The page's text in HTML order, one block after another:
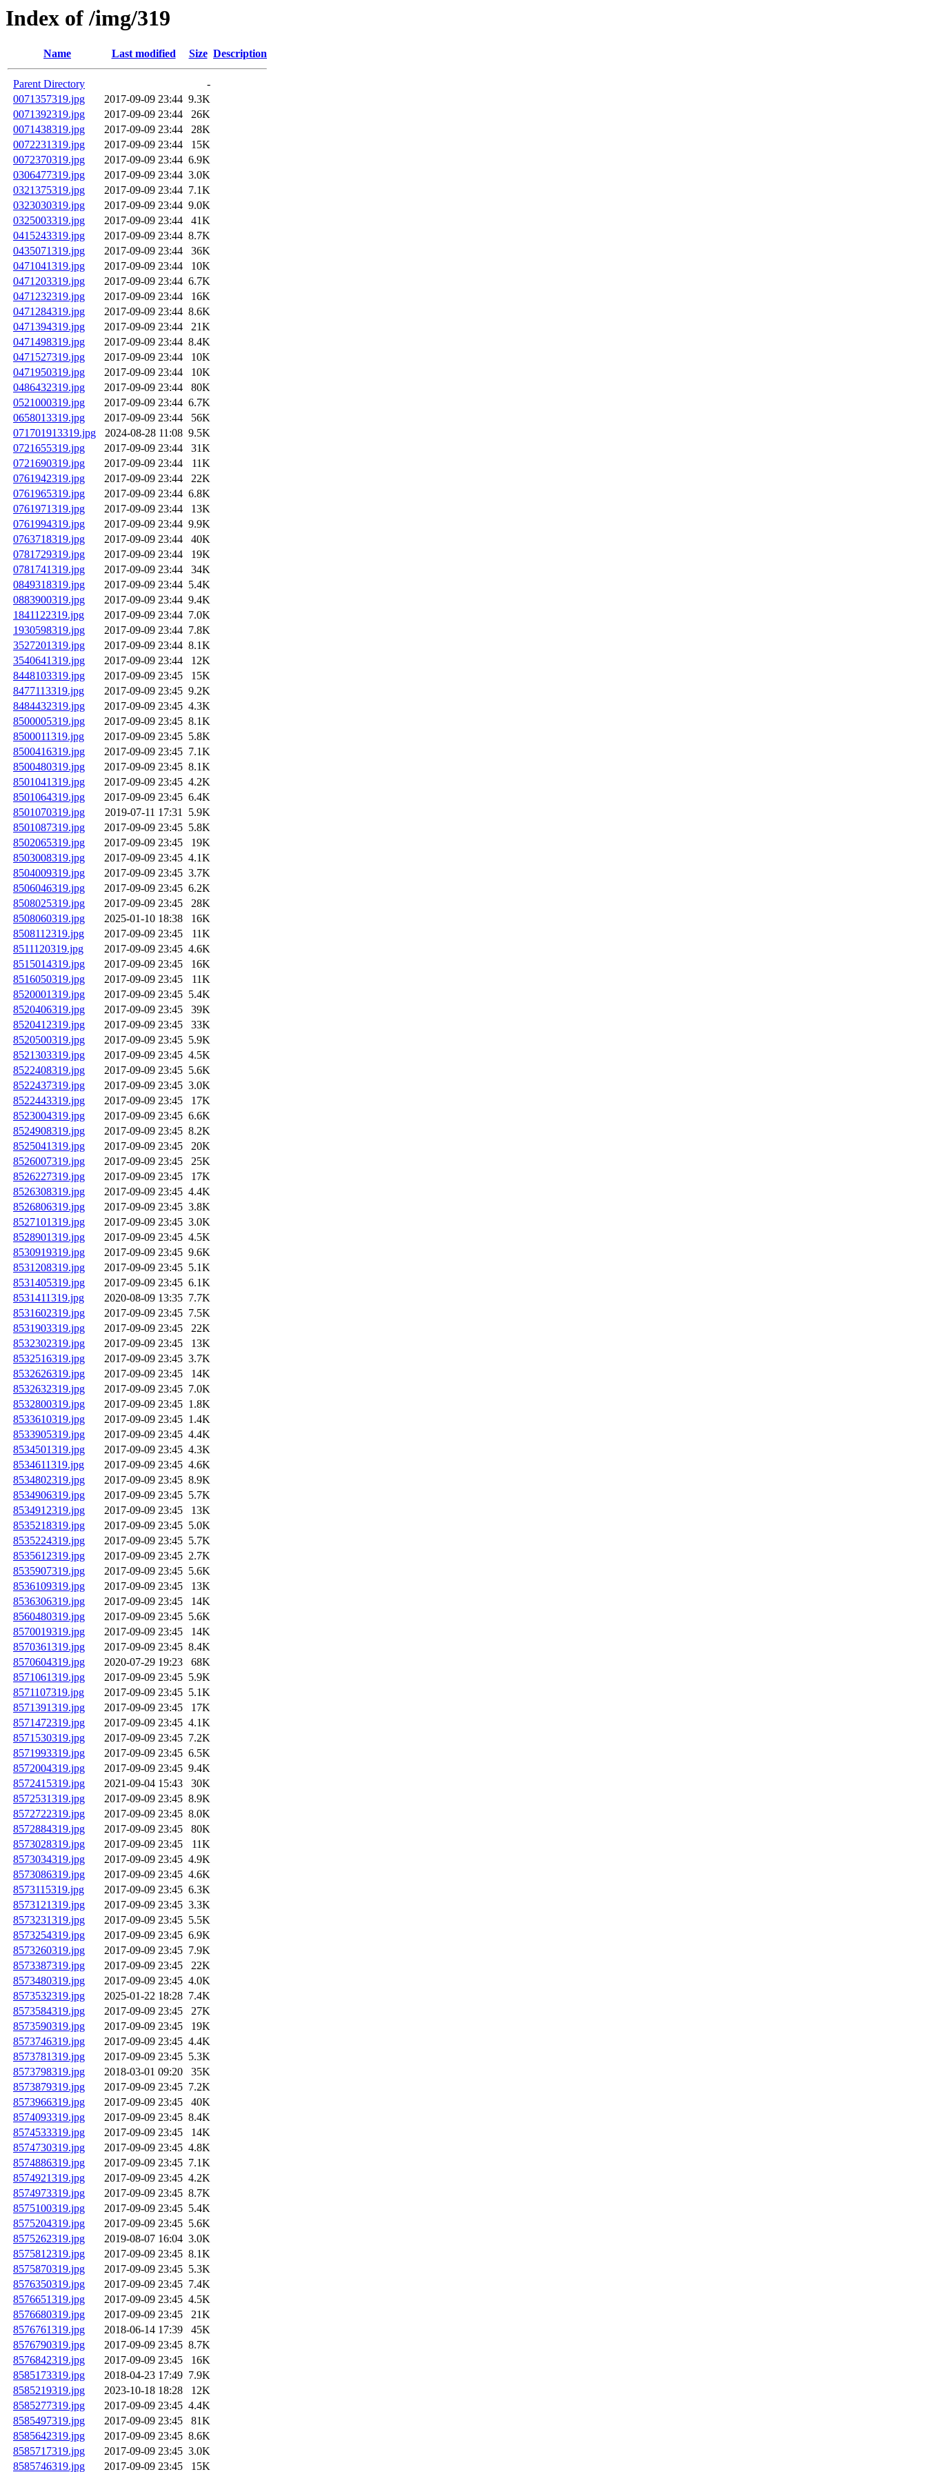
Index of /img/319
Name Last modified Size Description
Parent Directory
-
0071357319.jpg
2017-09-09 23:44 9.3K
0071392319.jpg
2017-09-09 23:44
26K
0071438319.jpg
2017-09-09 23:44
28K
0072231319.jpg
2017-09-09 23:44
15K
0072370319.jpg
2017-09-09 23:44 6.9K
0306477319.jpg
2017-09-09 23:44 3.0K
0321375319.jpg
2017-09-09 23:44 7.1K
0323030319.jpg
2017-09-09 23:44 9.0K
0325003319.jpg
2017-09-09 23:44
41K
0415243319.jpg
2017-09-09 23:44 8.7K
0435071319.jpg
2017-09-09 23:44
36K
0471041319.jpg
2017-09-09 23:44
10K
0471203319.jpg
2017-09-09 23:44 6.7K
0471232319.jpg
2017-09-09 23:44
16K
0471284319.jpg
2017-09-09 23:44 8.6K
0471394319.jpg
2017-09-09 23:44
21K
0471498319.jpg
2017-09-09 23:44 8.4K
0471527319.jpg
2017-09-09 23:44
10K
0471950319.jpg
2017-09-09 23:44
10K
0486432319.jpg
2017-09-09 23:44
80K
0521000319.jpg
2017-09-09 23:44 6.7K
0658013319.jpg
2017-09-09 23:44
56K
071701913319.jpg
2024-08-28 11:08 9.5K
0721655319.jpg
2017-09-09 23:44
31K
0721690319.jpg
2017-09-09 23:44
11K
0761942319.jpg
2017-09-09 23:44
22K
0761965319.jpg
2017-09-09 23:44 6.8K
0761971319.jpg
2017-09-09 23:44
13K
0761994319.jpg
2017-09-09 23:44 9.9K
0763718319.jpg
2017-09-09 23:44
40K
0781729319.jpg
2017-09-09 23:44
19K
0781741319.jpg
2017-09-09 23:44
34K
0849318319.jpg
2017-09-09 23:44 5.4K
0883900319.jpg
2017-09-09 23:44 9.4K
1841122319.jpg
2017-09-09 23:44 7.0K
1930598319.jpg
2017-09-09 23:44 7.8K
3527201319.jpg
2017-09-09 23:44 8.1K
3540641319.jpg
2017-09-09 23:44
12K
8448103319.jpg
2017-09-09 23:45
15K
8477113319.jpg
2017-09-09 23:45 9.2K
8484432319.jpg
2017-09-09 23:45 4.3K
8500005319.jpg
2017-09-09 23:45 8.1K
8500011319.jpg
2017-09-09 23:45 5.8K
8500416319.jpg
2017-09-09 23:45 7.1K
8500480319.jpg
2017-09-09 23:45 8.1K
8501041319.jpg
2017-09-09 23:45 4.2K
8501064319.jpg
2017-09-09 23:45 6.4K
8501070319.jpg
2019-07-11 17:31 5.9K
8501087319.jpg
2017-09-09 23:45 5.8K
8502065319.jpg
2017-09-09 23:45
19K
8503008319.jpg
2017-09-09 23:45 4.1K
8504009319.jpg
2017-09-09 23:45 3.7K
8506046319.jpg
2017-09-09 23:45 6.2K
8508025319.jpg
2017-09-09 23:45
28K
8508060319.jpg
2025-01-10 18:38
16K
8508112319.jpg
2017-09-09 23:45
11K
8511120319.jpg
2017-09-09 23:45 4.6K
8515014319.jpg
2017-09-09 23:45
16K
8516050319.jpg
2017-09-09 23:45
11K
8520001319.jpg
2017-09-09 23:45 5.4K
8520406319.jpg
2017-09-09 23:45
39K
8520412319.jpg
2017-09-09 23:45
33K
8520500319.jpg
2017-09-09 23:45 5.9K
8521303319.jpg
2017-09-09 23:45 4.5K
8522408319.jpg
2017-09-09 23:45 5.6K
8522437319.jpg
2017-09-09 23:45 3.0K
8522443319.jpg
2017-09-09 23:45
17K
8523004319.jpg
2017-09-09 23:45 6.6K
8524908319.jpg
2017-09-09 23:45 8.2K
8525041319.jpg
2017-09-09 23:45
20K
8526007319.jpg
2017-09-09 23:45
25K
8526227319.jpg
2017-09-09 23:45
17K
8526308319.jpg
2017-09-09 23:45 4.4K
8526806319.jpg
2017-09-09 23:45 3.8K
8527101319.jpg
2017-09-09 23:45 3.0K
8528901319.jpg
2017-09-09 23:45 4.5K
8530919319.jpg
2017-09-09 23:45 9.6K
8531208319.jpg
2017-09-09 23:45 5.1K
8531405319.jpg
2017-09-09 23:45 6.1K
8531411319.jpg
2020-08-09 13:35 7.7K
8531602319.jpg
2017-09-09 23:45 7.5K
8531903319.jpg
2017-09-09 23:45
22K
8532302319.jpg
2017-09-09 23:45
13K
8532516319.jpg
2017-09-09 23:45 3.7K
8532626319.jpg
2017-09-09 23:45
14K
8532632319.jpg
2017-09-09 23:45 7.0K
8532800319.jpg
2017-09-09 23:45 1.8K
8533610319.jpg
2017-09-09 23:45 1.4K
8533905319.jpg
2017-09-09 23:45 4.4K
8534501319.jpg
2017-09-09 23:45 4.3K
8534611319.jpg
2017-09-09 23:45 4.6K
8534802319.jpg
2017-09-09 23:45 8.9K
8534906319.jpg
2017-09-09 23:45 5.7K
8534912319.jpg
2017-09-09 23:45
13K
8535218319.jpg
2017-09-09 23:45 5.0K
8535224319.jpg
2017-09-09 23:45 5.7K
8535612319.jpg
2017-09-09 23:45 2.7K
8535907319.jpg
2017-09-09 23:45 5.6K
8536109319.jpg
2017-09-09 23:45
13K
8536306319.jpg
2017-09-09 23:45
14K
8560480319.jpg
2017-09-09 23:45 5.6K
8570019319.jpg
2017-09-09 23:45
14K
8570361319.jpg
2017-09-09 23:45 8.4K
8570604319.jpg
2020-07-29 19:23
68K
8571061319.jpg
2017-09-09 23:45 5.9K
8571107319.jpg
2017-09-09 23:45 5.1K
8571391319.jpg
2017-09-09 23:45
17K
8571472319.jpg
2017-09-09 23:45 4.1K
8571530319.jpg
2017-09-09 23:45 7.2K
8571993319.jpg
2017-09-09 23:45 6.5K
8572004319.jpg
2017-09-09 23:45 9.4K
8572415319.jpg
2021-09-04 15:43
30K
8572531319.jpg
2017-09-09 23:45 8.9K
8572722319.jpg
2017-09-09 23:45 8.0K
8572884319.jpg
2017-09-09 23:45
80K
8573028319.jpg
2017-09-09 23:45
11K
8573034319.jpg
2017-09-09 23:45 4.9K
8573086319.jpg
2017-09-09 23:45 4.6K
8573115319.jpg
2017-09-09 23:45 6.3K
8573121319.jpg
2017-09-09 23:45 3.3K
8573231319.jpg
2017-09-09 23:45 5.5K
8573254319.jpg
2017-09-09 23:45 6.9K
8573260319.jpg
2017-09-09 23:45 7.9K
8573387319.jpg
2017-09-09 23:45
22K
8573480319.jpg
2017-09-09 23:45 4.0K
8573532319.jpg
2025-01-22 18:28 7.4K
8573584319.jpg
2017-09-09 23:45
27K
8573590319.jpg
2017-09-09 23:45
19K
8573746319.jpg
2017-09-09 23:45 4.4K
8573781319.jpg
2017-09-09 23:45 5.3K
8573798319.jpg
2018-03-01 09:20
35K
8573879319.jpg
2017-09-09 23:45 7.2K
8573966319.jpg
2017-09-09 23:45
40K
8574093319.jpg
2017-09-09 23:45 8.4K
8574533319.jpg
2017-09-09 23:45
14K
8574730319.jpg
2017-09-09 23:45 4.8K
8574886319.jpg
2017-09-09 23:45 7.1K
8574921319.jpg
2017-09-09 23:45 4.2K
8574973319.jpg
2017-09-09 23:45 8.7K
8575100319.jpg
2017-09-09 23:45 5.4K
8575204319.jpg
2017-09-09 23:45 5.6K
8575262319.jpg
2019-08-07 16:04 3.0K
8575812319.jpg
2017-09-09 23:45 8.1K
8575870319.jpg
2017-09-09 23:45 5.3K
8576350319.jpg
2017-09-09 23:45 7.4K
8576651319.jpg
2017-09-09 23:45 4.5K
8576680319.jpg
2017-09-09 23:45
21K
8576761319.jpg
2018-06-14 17:39
45K
8576790319.jpg
2017-09-09 23:45 8.7K
8576842319.jpg
2017-09-09 23:45
16K
8585173319.jpg
2018-04-23 17:49 7.9K
8585219319.jpg
2023-10-18 18:28
12K
8585277319.jpg
2017-09-09 23:45 4.4K
8585497319.jpg
2017-09-09 23:45
81K
8585642319.jpg
2017-09-09 23:45 8.6K
8585717319.jpg
2017-09-09 23:45 3.0K
8585746319.jpg
2017-09-09 23:45 15K